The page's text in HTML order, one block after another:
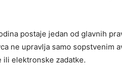
postaje jedan od glavnih
ne upravlja samo sopstvenim
ili elektronske zadatke.